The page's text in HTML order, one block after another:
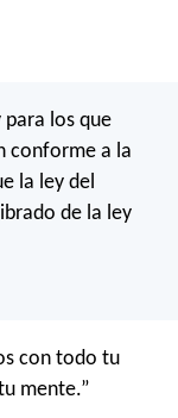
para los que
conforme a la
la ley del
de la ley
con todo tu
mente.”